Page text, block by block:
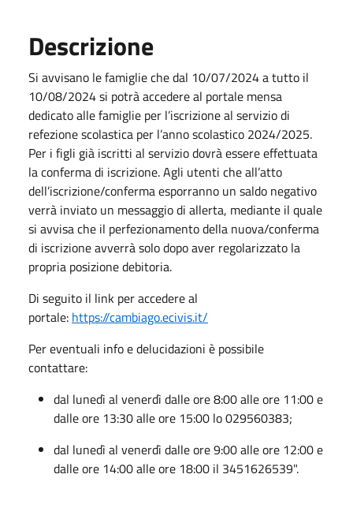
Descrizione
Si avvisano le famiglie che dal 10/07/2024 a tutto il
10/08/2024 si potrà accedere al portale mensa
dedicato alle famiglie per l’iscrizione al servizio di
refezione scolastica per l’anno scolastico 2024/2025.
Per i figli già iscritti al servizio dovrà essere effettuata
la conferma di iscrizione. Agli utenti che all’atto
dell’iscrizione/conferma esporranno un saldo negativo
verrà inviato un messaggio di allerta, mediante il quale
si avvisa che il perfezionamento della nuova/conferma
di iscrizione avverrà solo dopo aver regolarizzato la
propria posizione debitoria.
Di seguito il link per accedere al
portale: https://cambiago.ecivis.it/
Per eventuali info e delucidazioni è possibile
contattare:
dal lunedì al venerdì dalle ore 8:00 alle ore 11:00 e
dalle ore 13:30 alle ore 15:00 lo 029560383;
dal lunedì al venerdì dalle ore 9:00 alle ore 12:00 e
dalle ore 14:00 alle ore 18:00 il 3451626539".